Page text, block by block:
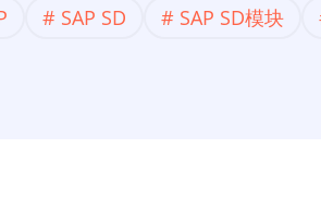
SAP SD SAP SD模块